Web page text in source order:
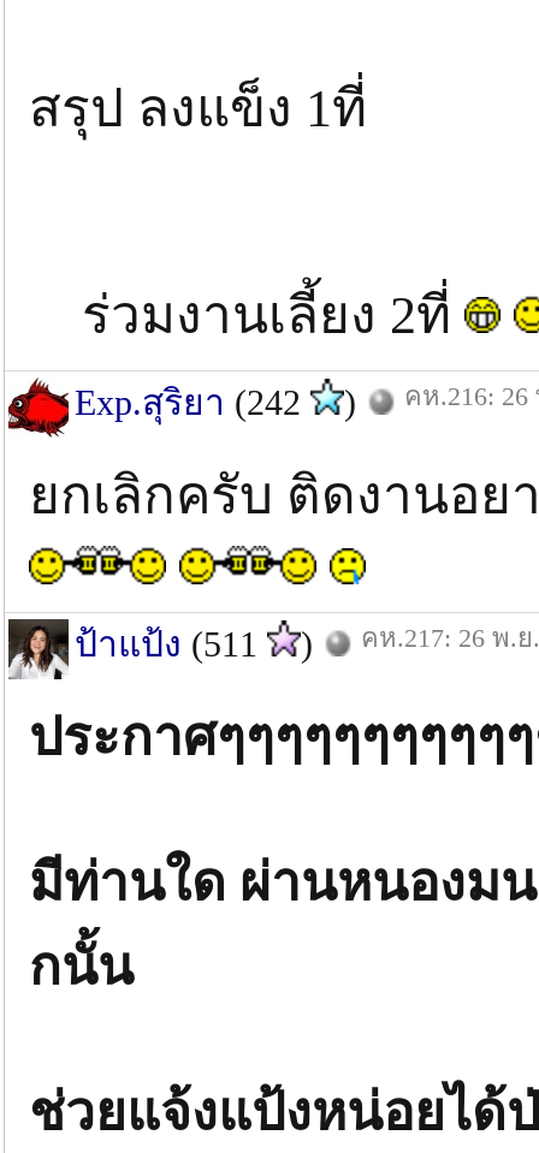
สรุป ลงแข็ง 1ที่
ร่วมงานเลี้ยง 2ที่
Exp.สุริยา (242 ) คห.216: 26
ยกเลิกครับ ติดงานอย
ป้าแป้ง (511 ) คห.217: 26 พ.ย
ประกาศๆๆๆๆๆๆๆๆๆๆ
มีท่านใด ผ่านหนองม
กนั้น
ช่วยแจ้งแป้งหน่อยได้